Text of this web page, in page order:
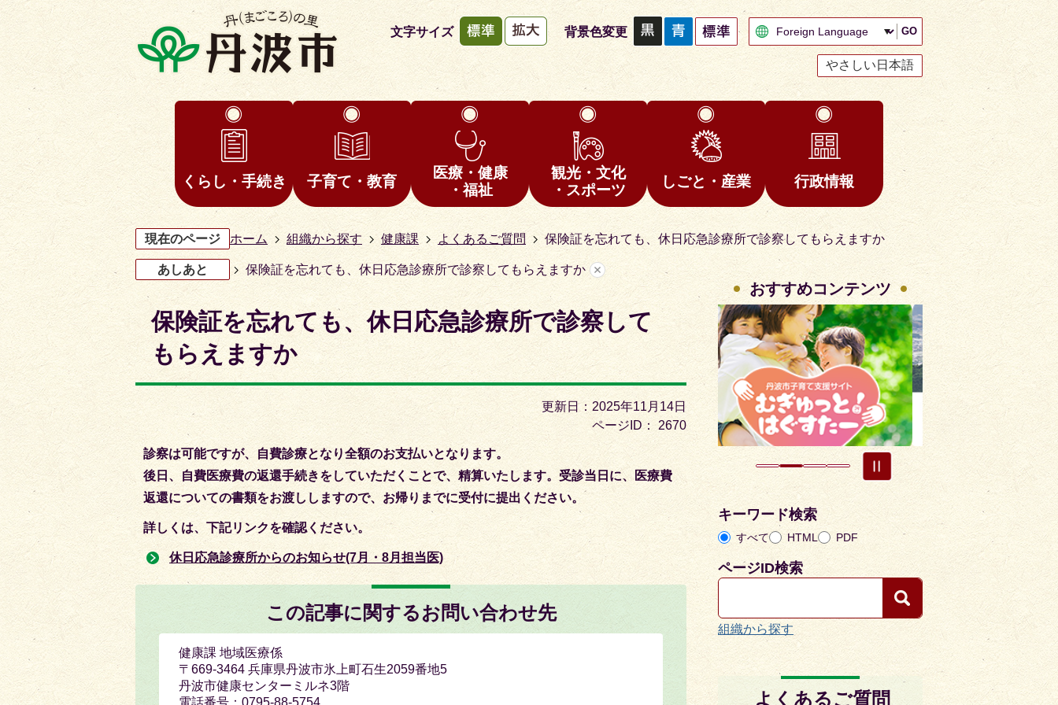
文字サイズ 背景色変更 GO
やさしい日本語
くらし・手続き 子育て・教育
医療・健康
・福祉
観光・文化
・スポーツ
しごと・産業 行政情報
現在のページ ホーム 組織から探す 健康課 よくあるご質問 保険証を忘れても、休日応急診療所で診察してもらえますか
あしあと 保険証を忘れても、休日応急診療所で診察してもらえますか
保険証を忘れても、休日応急診療所で診察して
もらえますか
更新日：2025年11月14日
ページID：
2670
診察は可能ですが、自費診療となり全額のお支払いとなります。
後日、自費医療費の返還手続きをしていただくことで、精算いたします。受診当日に、医療費
返還についての書類をお渡ししますので、お帰りまでに受付に提出ください。
詳しくは、下記リンクを確認ください。
休日応急診療所からのお知らせ(7月・8月担当医)
この記事に関するお問い合わせ先
健康課 地域医療係
〒669-3464 兵庫県丹波市氷上町石生2059番地5
丹波市健康センターミルネ3階
電話番号：0795-88-5754
おすすめコンテンツ
目
ラ
4
枚
目
の
ス
ラ
イ
ド
1
枚
の
ド
2
枚
目
の
ラ
イ
ド
枚
目
の
イ
キーワード検索
すべて HTML PDF
ページID検索
組織から探す
よくあるご質問